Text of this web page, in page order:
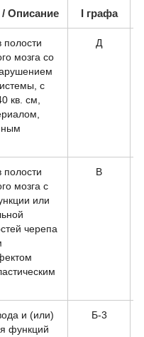
Описание I графа
полости
мозга со
с
кв. см,
Д
полости
мозга с
или
черепа
В
и (или)
функций
Б-3